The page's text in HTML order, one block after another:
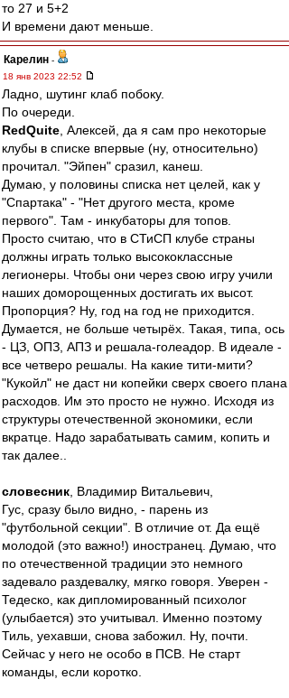
то 27 и 5+2
И времени дают меньше.
Карелин -
18 янв 2023 22:52
Ладно, шутинг клаб побоку.
По очереди.
RedQuite , Алексей, да я сам про некоторые
клубы в списке впервые (ну, относительно)
прочитал. "Эйпен" сразил, канеш.
Думаю, у половины списка нет целей, как у
"Спартака" - "Нет другого места, кроме
первого". Там - инкубаторы для топов.
Просто считаю, что в СТиСП клубе страны
должны играть только высококлассные
легионеры. Чтобы они через свою игру учили
наших доморощенных достигать их высот.
Пропорция? Ну, год на год не приходится.
Думается, не больше четырёх. Такая, типа, ось
- ЦЗ, ОПЗ, АПЗ и решала-голеадор. В идеале -
все четверо решалы. На какие тити-мити?
"Кукойл" не даст ни копейки сверх своего плана
расходов. Им это просто не нужно. Исходя из
структуры отечественной экономики, если
вкратце. Надо зарабатывать самим, копить и
так далее..
словесник , Владимир Витальевич,
Гус, сразу было видно, - парень из
"футбольной секции". В отличие от. Да ещё
молодой (это важно!) иностранец. Думаю, что
по отечественной традиции это немного
задевало раздевалку, мягко говоря. Уверен -
Тедеско, как дипломированный психолог
(улыбается) это учитывал. Именно поэтому
Тиль, уехавши, снова забожил. Ну, почти.
Сейчас у него не особо в ПСВ. Не старт
команды, если коротко.